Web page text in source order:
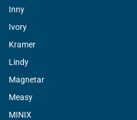
Inny
Ivory
Kramer
Lindy
Magnetar
Measy
MINIX